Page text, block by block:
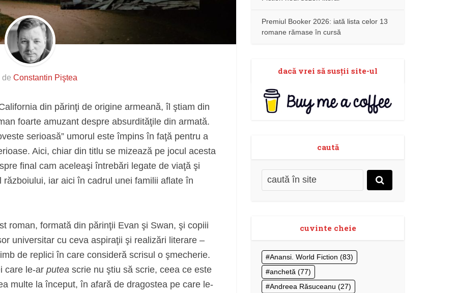
de Constantin Piştea
din părinţi de origine armeană, îl ştiam din
foarte amuzant despre absurdităţile din armată.
serioasă” umorul este împins în faţă pentru a
Aici, chiar din titlu se mizează pe jocul acesta
final cam aceleaşi întrebări legate de viaţă şi
iar aici în cadrul unei familii aflate în
roman, formată din părinţii Evan şi Swan, şi copiii
universitar cu ceva aspiraţii şi realizări literare –
de replici în care consideră scrisul o şmecherie.
care le-ar putea scrie nu ştiu să scrie, ceea ce este
multe la început, în afară de dragostea pe care le-
Premiul Booker 2026: iată lista celor 13
romane rămase în cursă
dacă vrei să susţii site-ul
caută
cuvinte cheie
Anansi. World Fiction (83)
anchetă (77)
Andreea Răsuceanu (27)